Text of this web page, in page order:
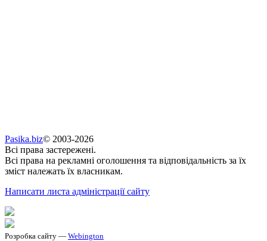
Pasika.biz© 2003-2026
Всі права застережені.
Всі права на рекламні оголошення та відповідальність за їх
зміст належать їх власникам.
Написати листа адміністрації сайту
Розробка сайту — Webington